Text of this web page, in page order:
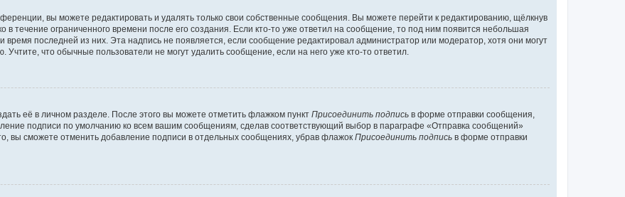
вы можете редактировать и удалять только свои собственные сообщения. Вы можете перейти к редактированию, щёлкнув
в течение ограниченного времени после его создания. Если кто-то уже ответил на сообщение, то под ним появится небольшая
время последней из них. Эта надпись не появляется, если сообщение редактировал администратор или модератор, хотя они могут
что обычные пользователи не могут удалить сообщение, если на него уже кто-то ответил.
её в личном разделе. После этого вы можете отметить флажком пункт Присоединить подпись в форме отправки сообщения,
подписи по умолчанию ко всем вашим сообщениям, сделав соответствующий выбор в параграфе «Отправка сообщений»
вы сможете отменить добавление подписи в отдельных сообщениях, убрав флажок Присоединить подпись в форме отправки